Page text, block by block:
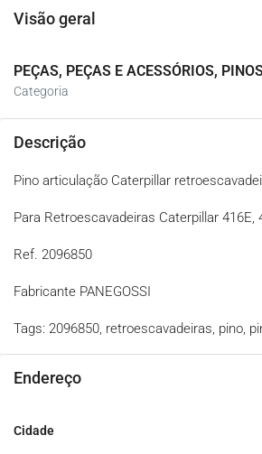
Visão geral
PEÇAS, PEÇAS E ACESSÓRIOS,
Categoria
Descrição
Pino articulação Caterpillar
Para Retroescavadeiras Caterpillar 416E,
Ref. 2096850
Fabricante PANEGOSSI
Tags: 2096850, retroescavadeiras, pino,
Endereço
Cidade